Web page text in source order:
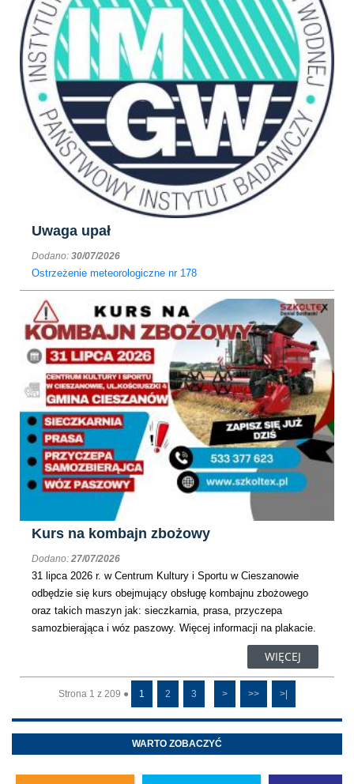
Uwaga upał
Dodano: 30/07/2026
Ostrzeżenie meteorologiczne nr 178
Kurs na kombajn zbożowy
Dodano: 27/07/2026
31 lipca 2026 r. w Centrum Kultury i Sportu w Cieszanowie
odbędzie się kurs obejmujący obsługę kombajnu zbożowego
oraz takich maszyn jak: sieczkarnia, prasa, przyczepa
samozbierająca i wóz paszowy. Więcej informacji na plakacie.
WIĘCEJ
Strona 1 z 209 ● 1 2 3 > >> >|
WARTO ZOBACZYĆ